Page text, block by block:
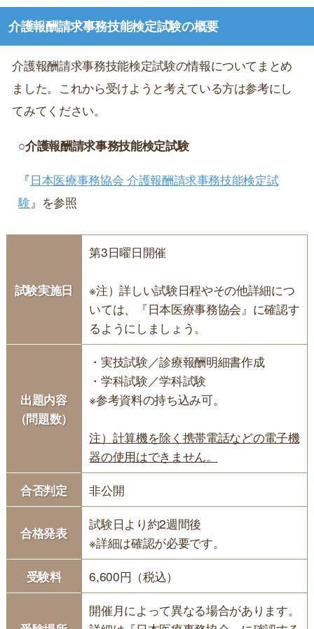
介護報酬請求事務技能検定試験の概要
介護報酬請求事務技能検定試験の情報についてまとめ
ました。これから受けようと考えている方は参考にし
てみてください。
○介護報酬請求事務技能検定試験
『日本医療事務協会 介護報酬請求事務技能検定試
験』を参照
試験実施日
第3日曜日開催
※注）詳しい試験日程やその他詳細につ
いては、『日本医療事務協会』に確認す
るようにしましょう。
出題内容
（問題数）
・実技試験／診療報酬明細書作成
・学科試験／学科試験
※参考資料の持ち込み可。
注）計算機を除く携帯電話などの電子機
器の使用はできません。
合否判定
非公開
合格発表
試験日より約2週間後
※詳細は確認が必要です。
受験料
6,600円（税込）
開催月によって異なる場合があります。